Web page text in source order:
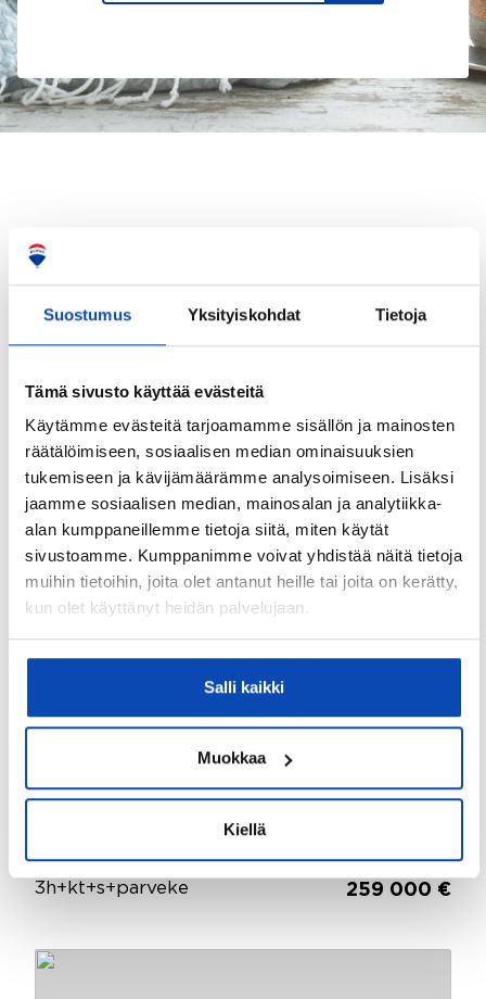
Suostumus Yksityiskohdat Tietoja
Tämä sivusto käyttää evästeitä
Käytämme evästeitä tarjoamamme sisällön ja mainosten
räätälöimiseen, sosiaalisen median ominaisuuksien
tukemiseen ja kävijämäärämme analysoimiseen. Lisäksi
jaamme sosiaalisen median, mainosalan ja analytiikka-
alan kumppaneillemme tietoja siitä, miten käytät
sivustoamme. Kumppanimme voivat yhdistää näitä tietoja
muihin tietoihin, joita olet antanut heille tai joita on kerätty,
kun olet käyttänyt heidän palvelujaan.
Salli kaikki
Muokkaa
Kiellä
TÄLLÄ HETKELLÄ
Välityksessä olevat kohteeni
Michailowinkatu 11
3h+kt+s+parveke 259 000 €